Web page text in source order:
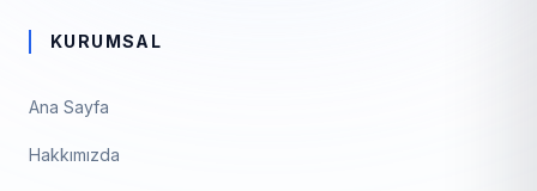
KURUMSAL
Ana Sayfa
Hakkımızda